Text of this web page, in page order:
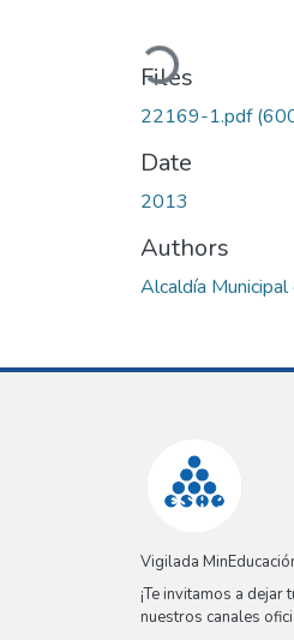
Loading...
Files
22169-1.pdf
Date
2013
Authors
Alcaldía
Vigilada
¡Te invitamos a dejar
nuestros canales